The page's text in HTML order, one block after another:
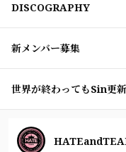
DISCOGRAPHY
新メンバー募集
世界が終わってもSin更新